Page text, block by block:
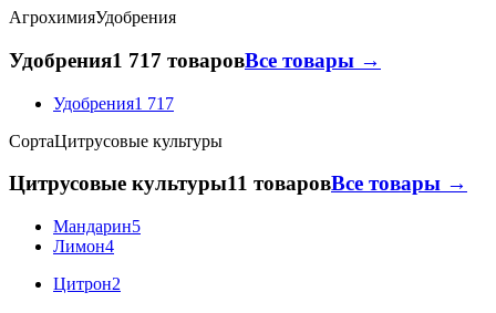
АгрохимияУдобрения
Удобрения1 717 товаровВсе товары →
Удобрения1 717
СортаЦитрусовые культуры
Цитрусовые культуры11 товаровВсе товары →
Мандарин5
Лимон4
Цитрон2